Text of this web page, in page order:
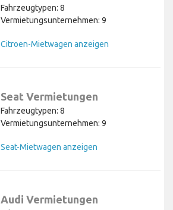
Fahrzeugtypen: 8
Vermietungsunternehmen: 9
Citroen-Mietwagen anzeigen
Seat Vermietungen
Fahrzeugtypen: 8
Vermietungsunternehmen: 9
Seat-Mietwagen anzeigen
Audi Vermietungen